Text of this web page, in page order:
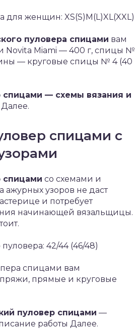
женщин: XS(S)M(L)XL(XXL)
пуловера спицами вам
Novita Miami — 400 г, спицы №
— круговые спицы № 4 (40
— схемы вязания и
Далее.
спицами с
спицами со схемами и
узоров не даст
и потребует
начинающей вязальщицы.
42/44 (46/48)
спицами вам
пряжи, прямые и круговые
пуловер спицами —
работы Далее.